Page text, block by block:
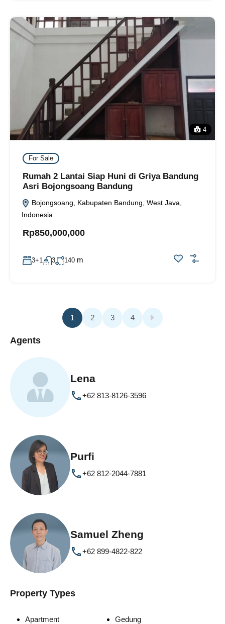
4
For Sale
Rumah 2 Lantai Siap Huni di Griya Bandung
Asri Bojongsoang Bandung
Bojongsoang, Kabupaten Bandung, West Java,
Indonesia
Rp850,000,000
3+1 3 140 m
1 2 3 4
Agents
Lena
+62 813-8126-3596
Purfi
+62 812-2044-7881
Samuel Zheng
+62 899-4822-822
Property Types
Apartment Gedung